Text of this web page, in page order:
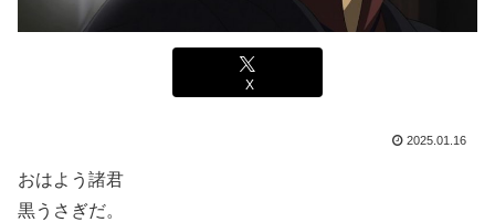
X
2025.01.16
おはよう諸君
黒うさぎだ。